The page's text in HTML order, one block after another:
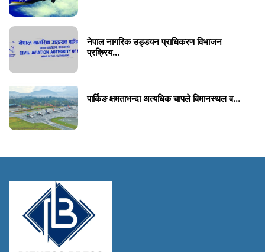
नेपाल नागरिक उड्डयन प्राधिकरण विभाजन
प्रक्रिय...
पार्किङ क्षमताभन्दा अत्यधिक चापले विमानस्थल व...